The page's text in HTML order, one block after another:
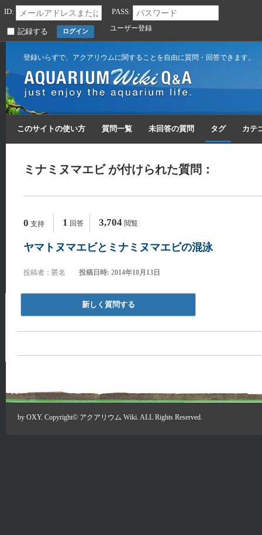
ID: PASS:
記録する ユーザー登録
登録いらずで、アクアリウムに関することを自由に質問・回答できます。
このサイトの使い方 質問一覧 未回答の質問 タグ カテ
ミナミヌマエビ が付けられた質問：
0 支持 1 回答 3,704 閲覧
ヤマトヌマエビとミナミヌマエビの混泳
投稿者：匿名 投稿日時: 2014年10月13日
新しく質問する
by OXY. Copyright© アクアリウム Wiki . ALL Rights Reserved.